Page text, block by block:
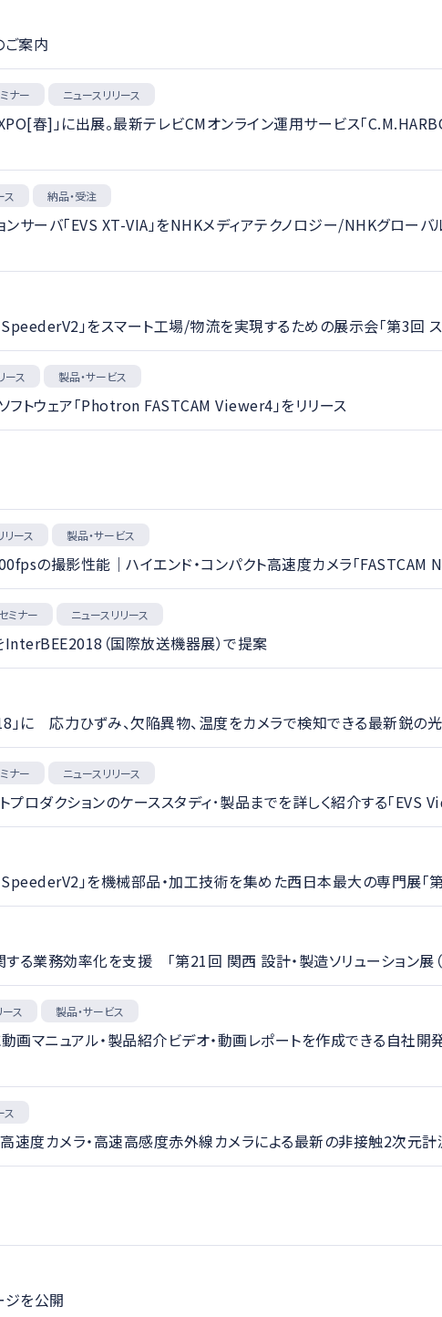
ご案内
ナー ニュースリリース
春]」に出展。最新テレビCMオンライン運用サービス「
ス 納品・受注
サーバ「EVS XT-VIA」をNHKメディアテクノロジー/NHKグロー
」をスマート工場/物流を実現するための展示会「第3回
ース 製品・サービス
トウェア「Photron FASTCAM Viewer4」をリリース
リース 製品・サービス
の撮影性能｜ハイエンド・コンパクト高速度カメラ「FASTCAM
ミナー ニュースリリース
InterBEE2018（国際放送機器展）で提案
に 応力ひずみ、欠陥異物、温度をカメラで検知できる最新鋭の
ナー ニュースリリース
ロダクションのケーススタディ･製品までを詳しく紹介する「EVS
」を機械部品・加工技術を集めた西日本最大の専門展
る業務効率化を支援 「第21回 関西 設計・製造ソリューション展
ス 製品・サービス
動画マニュアル・製品紹介ビデオ・動画レポートを作成できる自
ス
高速度カメラ・高速高感度赤外線カメラによる最新の非接触2次元
ジを公開